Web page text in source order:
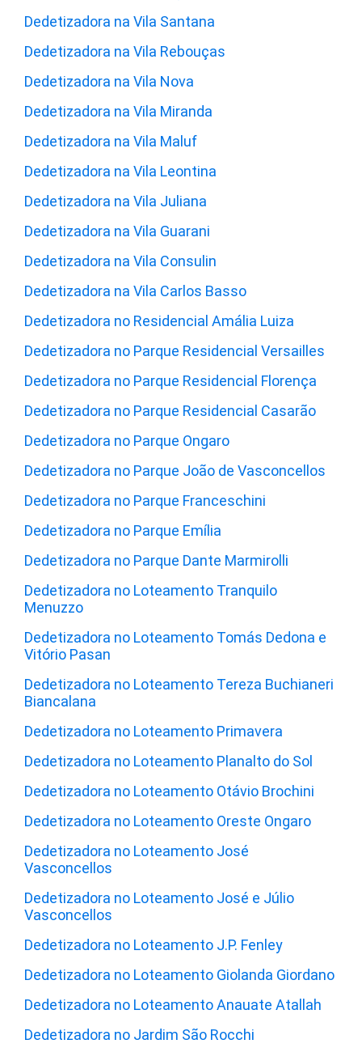
Dedetizadora na Vila Santana
Dedetizadora na Vila Rebouças
Dedetizadora na Vila Nova
Dedetizadora na Vila Miranda
Dedetizadora na Vila Maluf
Dedetizadora na Vila Leontina
Dedetizadora na Vila Juliana
Dedetizadora na Vila Guarani
Dedetizadora na Vila Consulin
Dedetizadora na Vila Carlos Basso
Dedetizadora no Residencial Amália Luiza
Dedetizadora no Parque Residencial Versailles
Dedetizadora no Parque Residencial Florença
Dedetizadora no Parque Residencial Casarão
Dedetizadora no Parque Ongaro
Dedetizadora no Parque João de Vasconcellos
Dedetizadora no Parque Franceschini
Dedetizadora no Parque Emília
Dedetizadora no Parque Dante Marmirolli
Dedetizadora no Loteamento Tranquilo
Menuzzo
Dedetizadora no Loteamento Tomás Dedona e
Vitório Pasan
Dedetizadora no Loteamento Tereza Buchianeri
Biancalana
Dedetizadora no Loteamento Primavera
Dedetizadora no Loteamento Planalto do Sol
Dedetizadora no Loteamento Otávio Brochini
Dedetizadora no Loteamento Oreste Ongaro
Dedetizadora no Loteamento José
Vasconcellos
Dedetizadora no Loteamento José e Júlio
Vasconcellos
Dedetizadora no Loteamento J.P. Fenley
Dedetizadora no Loteamento Giolanda Giordano
Dedetizadora no Loteamento Anauate Atallah
Dedetizadora no Jardim São Rocchi